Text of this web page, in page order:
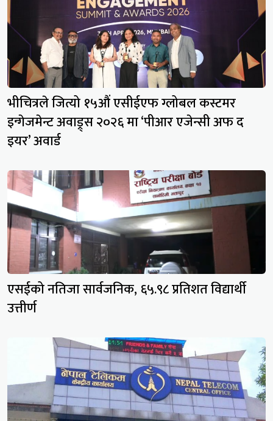
भीचित्रले जित्यो १५औं एसीईएफ ग्लोबल कस्टमर
इन्गेजमेन्ट अवाड्र्स २०२६ मा ‘पीआर एजेन्सी अफ द
इयर’ अवार्ड
एसईको नतिजा सार्वजनिक, ६५.९८ प्रतिशत विद्यार्थी
उत्तीर्ण